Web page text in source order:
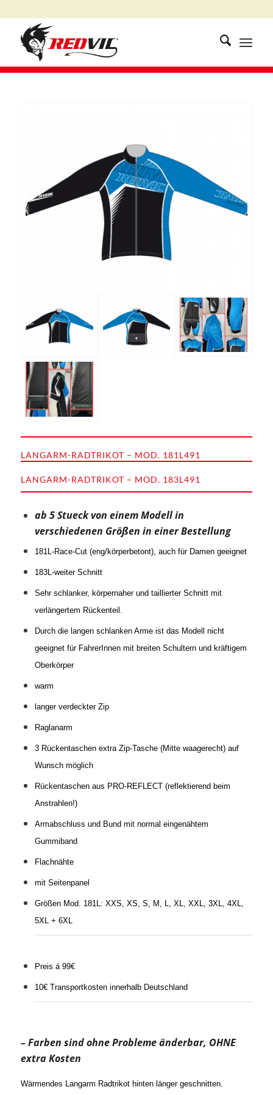
LANGARM-RADTRIKOT – MOD. 181L491
LANGARM-RADTRIKOT – MOD. 183L491
ab 5 Stueck von einem Modell in
verschiedenen Größen in einer Bestellung
181L-Race-Cut (eng/körperbetont), auch für Damen geeignet
183L-weiter Schnitt
Sehr schlanker, körpernaher und taillierter Schnitt mit
verlängertem Rückenteil.
Durch die langen schlanken Arme ist das Modell nicht
geeignet für FahrerInnen mit breiten Schultern und kräftigem
Oberkörper
warm
langer verdeckter Zip
Raglanarm
3 Rückentaschen extra Zip-Tasche (Mitte waagerecht) auf
Wunsch möglich
Rückentaschen aus PRO-REFLECT (reflektierend beim
Anstrahlen!)
Armabschluss und Bund mit normal eingenähtem
Gummiband
Flachnähte
mit Seitenpanel
Größen Mod. 181L: XXS, XS, S, M, L, XL, XXL, 3XL, 4XL,
5XL + 6XL
Preis á 99€
10€ Transportkosten innerhalb Deutschland
– Farben sind ohne Probleme änderbar, OHNE
extra Kosten
Wärmendes Langarm Radtrikot hinten länger geschnitten.